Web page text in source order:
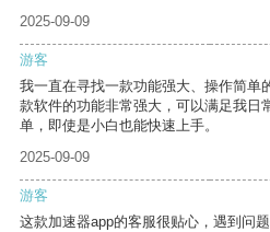
2025-09-09
游客
我一直在寻找一款功能强大、操作简单
款软件的功能非常强大，可以满足我日
单，即使是小白也能快速上手。
2025-09-09
游客
这款加速器app的客服很贴心，遇到问